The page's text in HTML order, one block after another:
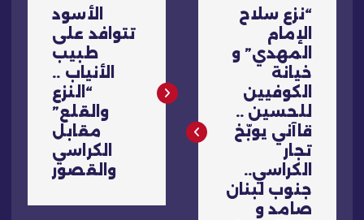
ص
ح
“نزع سلاح
الإمام
المهدي” و
خيانة
الكوفيين
للحسين ..
قاآني يوبّخ
تجار
الكراسي..
جنوب لبنان
صامد و
الأسود
تتوافد على
طبيب
الأنياب ..
“النزع
والقلع”
مقابل
الكراسي
والقصور